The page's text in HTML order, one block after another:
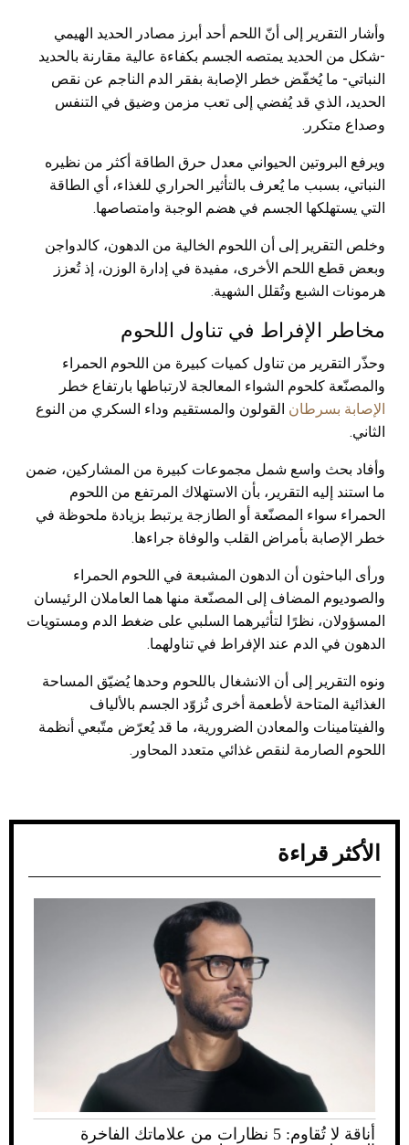
وأشار التقرير إلى أنّ اللحم أحد أبرز مصادر الحديد الهيمي
-شكل من الحديد يمتصه الجسم بكفاءة عالية مقارنة بالحديد
النباتي- ما يُخفّض خطر الإصابة بفقر الدم الناجم عن نقص
الحديد، الذي قد يُفضي إلى تعب مزمن وضيق في التنفس
وصداع متكرر.
ويرفع البروتين الحيواني معدل حرق الطاقة أكثر من نظيره
النباتي، بسبب ما يُعرف بالتأثير الحراري للغذاء، أي الطاقة
التي يستهلكها الجسم في هضم الوجبة وامتصاصها.
وخلص التقرير إلى أن اللحوم الخالية من الدهون، كالدواجن
وبعض قطع اللحم الأخرى، مفيدة في إدارة الوزن، إذ تُعزز
هرمونات الشبع وتُقلل الشهية.
مخاطر الإفراط في تناول اللحوم
وحذّر التقرير من تناول كميات كبيرة من اللحوم الحمراء
والمصنّعة كلحوم الشواء المعالجة لارتباطها بارتفاع خطر
الإصابة بسرطان القولون والمستقيم وداء السكري من النوع
الثاني.
وأفاد بحث واسع شمل مجموعات كبيرة من المشاركين، ضمن
ما استند إليه التقرير، بأن الاستهلاك المرتفع من اللحوم
الحمراء سواء المصنّعة أو الطازجة يرتبط بزيادة ملحوظة في
خطر الإصابة بأمراض القلب والوفاة جراءها.
ورأى الباحثون أن الدهون المشبعة في اللحوم الحمراء
والصوديوم المضاف إلى المصنّعة منها هما العاملان الرئيسان
المسؤولان، نظرًا لتأثيرهما السلبي على ضغط الدم ومستويات
الدهون في الدم عند الإفراط في تناولهما.
ونوه التقرير إلى أن الانشغال باللحوم وحدها يُضيّق المساحة
الغذائية المتاحة لأطعمة أخرى تُزوّد الجسم بالألياف
والفيتامينات والمعادن الضرورية، ما قد يُعرّض متّبعي أنظمة
اللحوم الصارمة لنقص غذائي متعدد المحاور.
الأكثر قراءة
أناقة لا تُقاوم: 5 نظارات من علاماتك الفاخرة